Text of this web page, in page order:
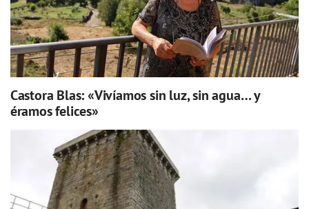
Castora Blas: «Vivíamos sin luz, sin agua… y
éramos felices»